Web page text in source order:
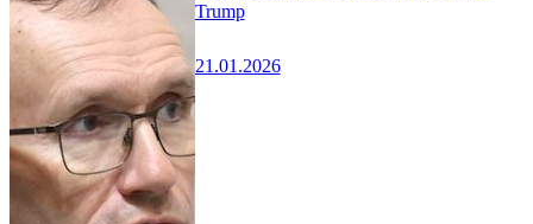
Trump
21.01.2026